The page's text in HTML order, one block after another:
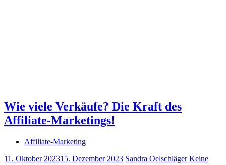
Wie viele Verkäufe? Die Kraft des
Affiliate-Marketings!
Affiliate-Marketing
11. Oktober 202315. Dezember 2023 Sandra Oelschläger Keine